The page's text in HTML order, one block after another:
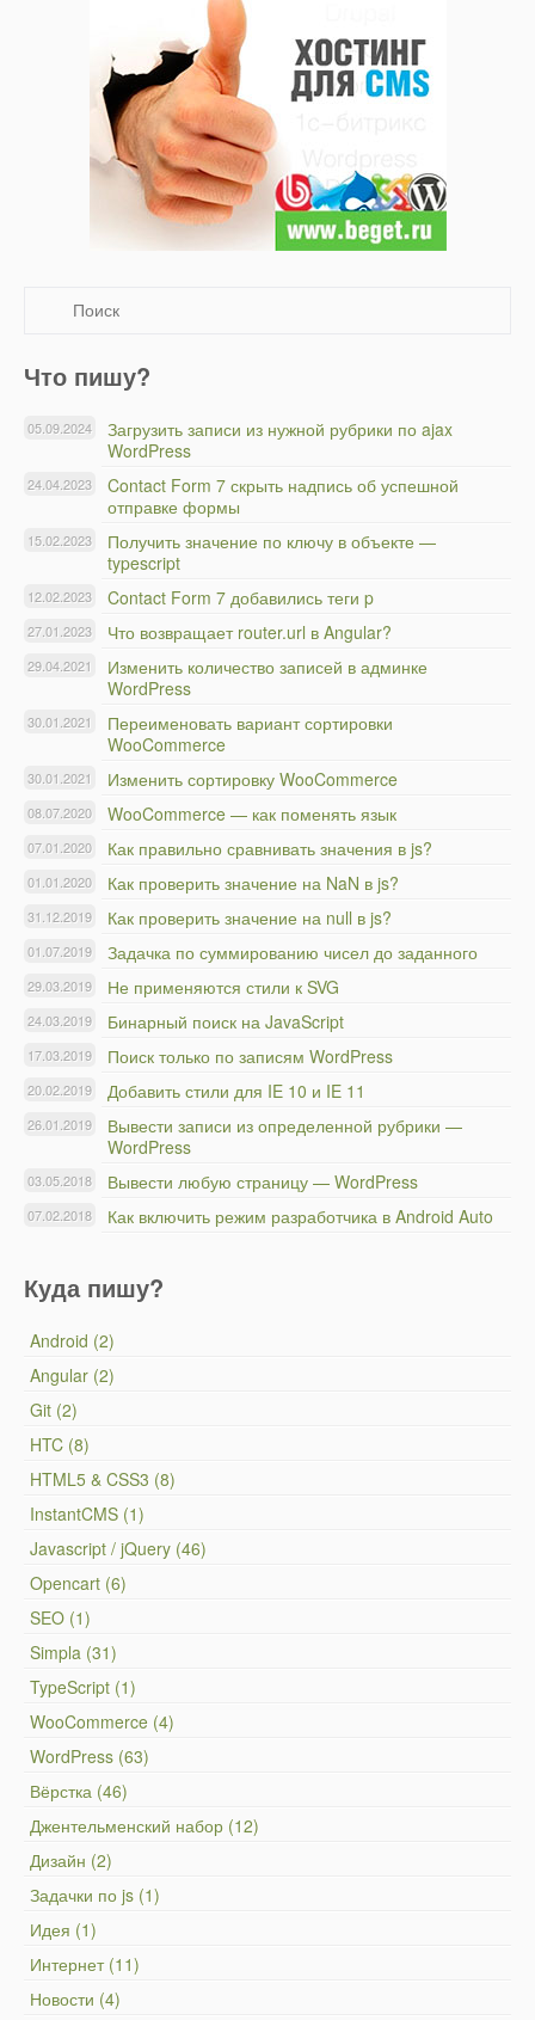
Что пишу?
Загрузить записи из нужной рубрики по ajax
WordPress
05.09.2024
Contact Form 7 скрыть надпись об успешной
отправке формы
24.04.2023
Получить значение по ключу в объекте —
typescript
15.02.2023
Contact Form 7 добавились теги p
12.02.2023
Что возвращает router.url в Angular?
27.01.2023
Изменить количество записей в админке
WordPress
29.04.2021
Переименовать вариант сортировки
WooCommerce
30.01.2021
Изменить сортировку WooCommerce
30.01.2021
WooCommerce — как поменять язык
08.07.2020
Как правильно сравнивать значения в js?
07.01.2020
Как проверить значение на NaN в js?
01.01.2020
Как проверить значение на null в js?
31.12.2019
Задачка по суммированию чисел до заданного
01.07.2019
Не применяются стили к SVG
29.03.2019
Бинарный поиск на JavaScript
24.03.2019
Поиск только по записям WordPress
17.03.2019
Добавить стили для IE 10 и IE 11
20.02.2019
Вывести записи из определенной рубрики —
WordPress
26.01.2019
Вывести любую страницу — WordPress
03.05.2018
Как включить режим разработчика в Android Auto
07.02.2018
Куда пишу?
Android (2)
Angular (2)
Git (2)
HTC (8)
HTML5 & CSS3 (8)
InstantCMS (1)
Javascript / jQuery (46)
Opencart (6)
SEO (1)
Simpla (31)
TypeScript (1)
WooCommerce (4)
WordPress (63)
Вёрстка (46)
Джентельменский набор (12)
Дизайн (2)
Задачки по js (1)
Идея (1)
Интернет (11)
Новости (4)